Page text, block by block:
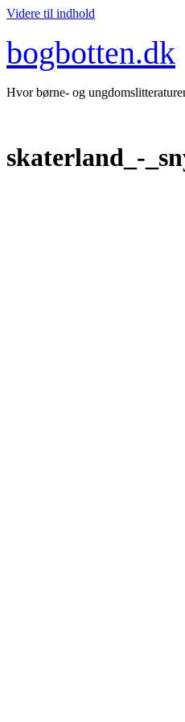
Videre til indhold
bogbotten.dk
Hvor børne- og
skaterland_-